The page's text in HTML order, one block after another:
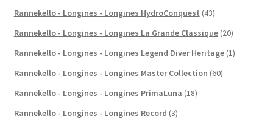
Rannekello - Longines - Longines HydroConquest (43)
Rannekello - Longines - Longines La Grande Classique (20)
Rannekello - Longines - Longines Legend Diver Heritage (1)
Rannekello - Longines - Longines Master Collection (60)
Rannekello - Longines - Longines PrimaLuna (18)
Rannekello - Longines - Longines Record (3)